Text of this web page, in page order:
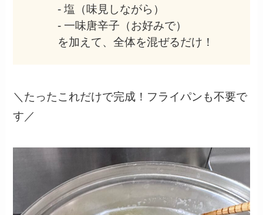
- 塩（味見しながら）
- 一味唐辛子（お好みで）
を加えて、全体を混ぜるだけ！
＼たったこれだけで完成！フライパンも不要で
す／